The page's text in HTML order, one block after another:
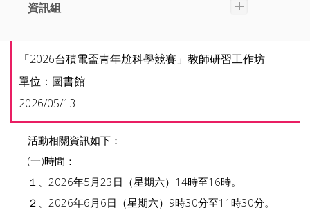
資訊組
「2026台積電盃青年尬科學競賽」教師研習工作坊
單位：圖書館
2026/05/13
活動相關資訊如下：
(一)時間：
１、2026年5月23日（星期六）14時至16時。
２、2026年6月6日（星期六）9時30分至11時30分。